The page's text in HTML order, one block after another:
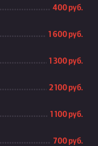
400 руб.
1 600 руб.
1 300 руб.
2 100 руб.
1 100 руб.
700 руб.